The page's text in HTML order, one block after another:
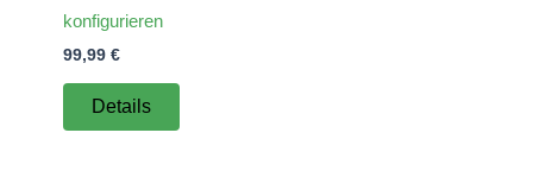
konfigurieren
99,99 €
Details